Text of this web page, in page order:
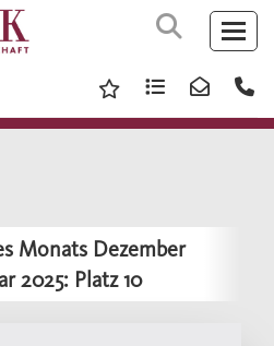
Monats Dezember
2025: Platz 10